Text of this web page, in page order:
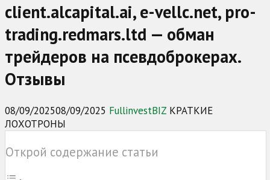
client.alcapital.ai, e-vellc.net, pro-
trading.redmars.ltd — обман
трейдеров на псевдоброкерах.
Отзывы
08/09/202508/09/2025 FullinvestBIZ КРАТКИЕ
ЛОХОТРОНЫ
Открой содержание статьи